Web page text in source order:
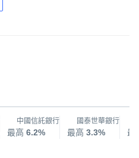
中國信託銀行
最高 6.2%
國泰世華銀行
最高 3.3% 最